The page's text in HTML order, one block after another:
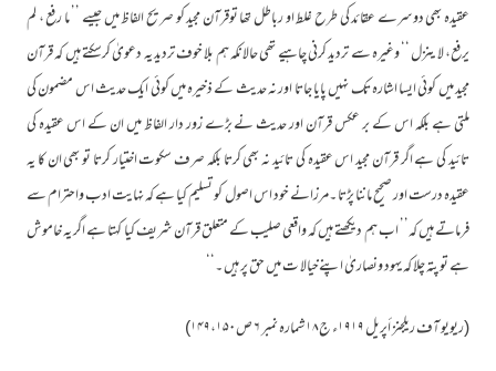
عقیدہ بھی دوسرے عقائد کی طرح غلط او رباطل تھا توقرآن مجید کو صریح الفاظ میں جیسے ’’ ما رفع ، لم
یرفع، لا ینزل ‘‘ وغیرہ سے تردید کرنی چاہیے تھی حالانکہ ہم بلا خوف تردید یہ دعویٰ کرسکتے ہیں کہ قرآن
مجید میں کوئی ایسا اشارہ تک نہیں پایا جاتا اور نہ حدیث کے ذخیرہ میں کوئی ایک حدیث اس مضمون کی
ملتی ہے بلکہ اس کے بر عکس قرآن اور حدیث نے بڑے زور دار الفاظ میں ان کے اس عقیدہ کی
تائید کی ہے اگر قرآن مجید اس عقیدہ کی تائید نہ بھی کرتا بلکہ صرف سکوت اختیار کرتا تو بھی ان کا یہ
عقیدہ درست اور صحیح ماننا پڑتا ۔مرزانے خود اس اصول کو تسلیم کیا ہے کہ نہایت ادب واحترام سے
فرماتے ہیں کہ’’ اب ہم دیکھتے ہیں کہ واقعی صلیب کے متعلق قرآن شریف کیا کہتا ہے اگر یہ خاموش
ہے تو پتہ چلا کہ یہود ونصاریٰ اپنےخیالا ت میں حق پر ہیں ۔‘‘
(ریویو آف ریلجنز أپریل ۱۹۱۹ء ج۱۸ شمارہ نمبر ۶ ص۱۴۹،۱۵۰)